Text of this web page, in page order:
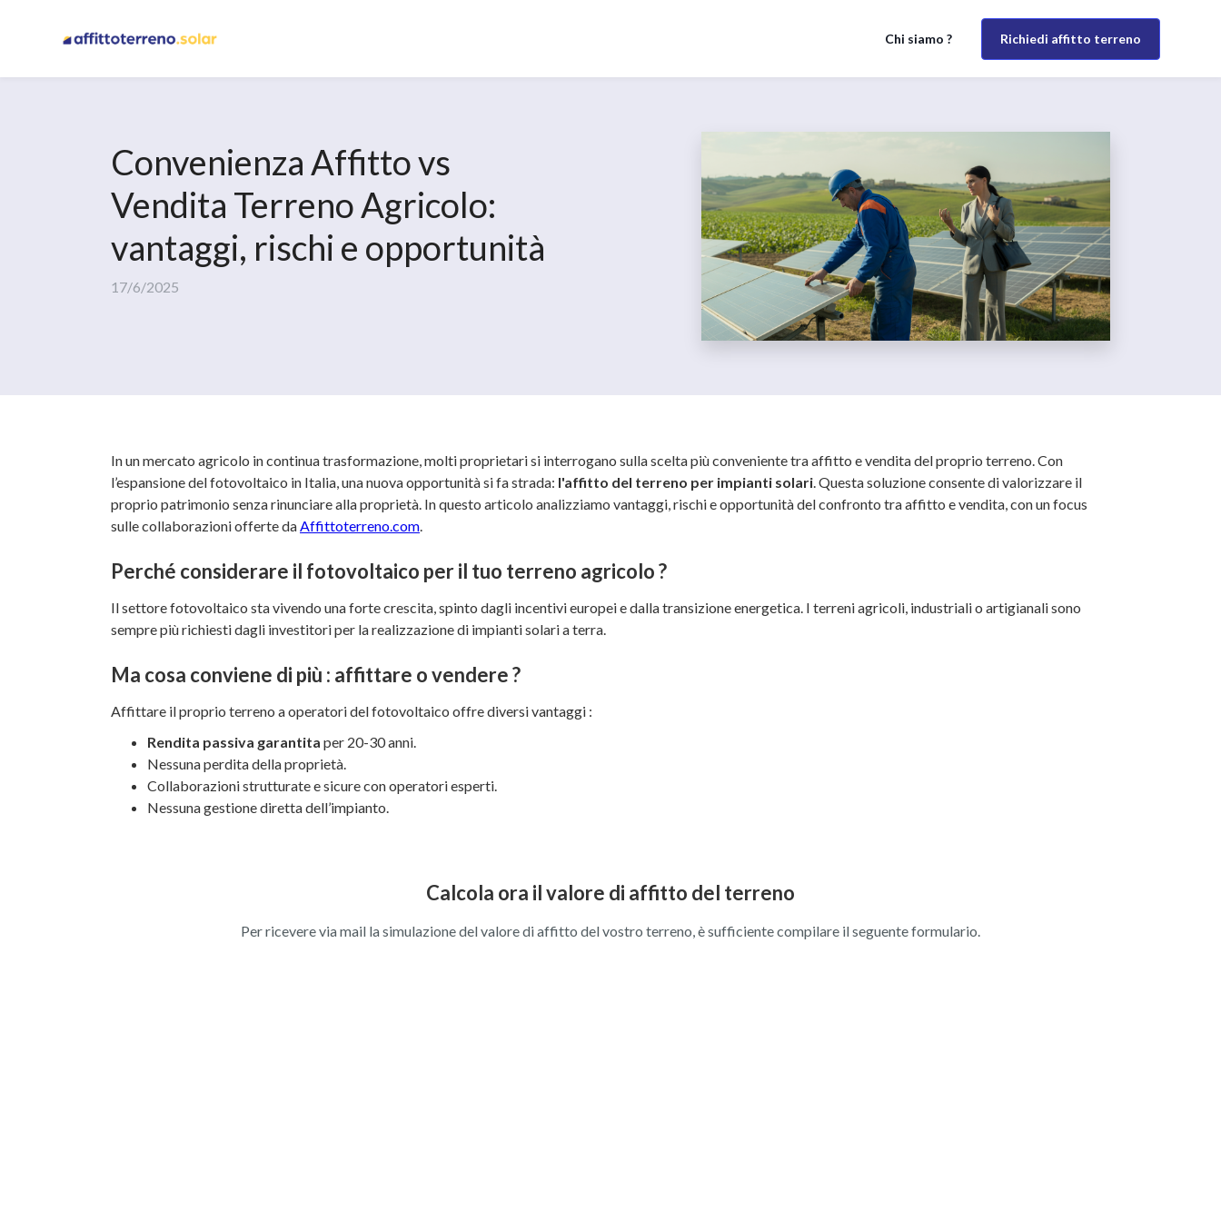
Chi siamo ? Richiedi affitto terreno
Convenienza Affitto vs
Vendita Terreno Agricolo:
vantaggi, rischi e opportunità
17/6/2025
In un mercato agricolo in continua trasformazione, molti proprietari si interrogano sulla scelta più conveniente tra affitto e vendita del proprio terreno. Con
l’espansione del fotovoltaico in Italia, una nuova opportunità si fa strada: l'affitto del terreno per impianti solari. Questa soluzione consente di valorizzare il
proprio patrimonio senza rinunciare alla proprietà. In questo articolo analizziamo vantaggi, rischi e opportunità del confronto tra affitto e vendita, con un focus
sulle collaborazioni offerte daAffittoterreno.com.
Perché considerare il fotovoltaico per il tuo terreno agricolo ?
Il settore fotovoltaico sta vivendo una forte crescita, spinto dagli incentivi europei e dalla transizione energetica. I terreni agricoli, industriali o artigianali sono
sempre più richiesti dagli investitori per la realizzazione di impianti solari a terra.
Ma cosa conviene di più : affittare o vendere ?
Affittare il proprio terreno a operatori del fotovoltaico offre diversi vantaggi :
Rendita passiva garantita per 20-30 anni.
Nessuna perdita della proprietà.
Collaborazioni strutturate e sicure con operatori esperti.
Nessuna gestione diretta dell’impianto.
Calcola ora il valore di affitto del terreno
Per ricevere via mail la simulazione del valore di affitto del vostro terreno, è sufficiente compilare il seguente formulario.